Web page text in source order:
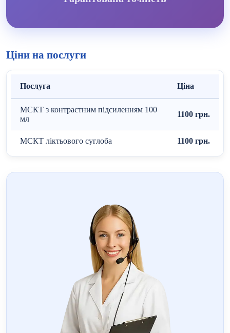
Ціни на послуги
Послуга Ціна
МСКТ з контрастним підсиленням 100
мл
1100 грн.
МСКТ ліктьового суглоба 1100 грн.